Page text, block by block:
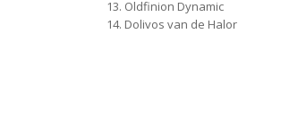
13. Oldfinion Dynamic
14. Dolivos van de Halor